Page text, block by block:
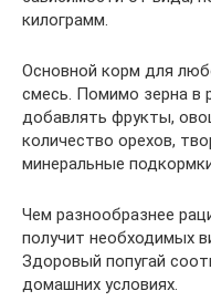
килограмм.
Основной корм для
смесь. Помимо зерна в
добавлять фрукты,
количество орехов,
минеральные
Чем разнообразнее
получит необходимых
Здоровый попугай
домашних условиях.